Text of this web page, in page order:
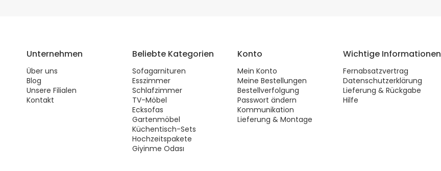
Unternehmen
Über uns
Blog
Unsere Filialen
Kontakt
Beliebte Kategorien
Sofagarnituren
Esszimmer
Schlafzimmer
TV-Möbel
Ecksofas
Gartenmöbel
Küchentisch-Sets
Hochzeitspakete
Giyinme Odası
Konto
Mein Konto
Meine Bestellungen
Bestellverfolgung
Passwort ändern
Kommunikation
Lieferung & Montage
Wichtige Informationen
Fernabsatzvertrag
Datenschutzerklärung
Lieferung & Rückgabe
Hilfe